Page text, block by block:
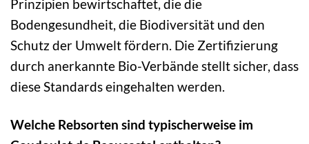
Prinzipien bewirtschaftet, die die
Bodengesundheit, die Biodiversität und den
Schutz der Umwelt fördern. Die Zertifizierung
durch anerkannte Bio-Verbände stellt sicher, dass
diese Standards eingehalten werden.
Welche Rebsorten sind typischerweise im